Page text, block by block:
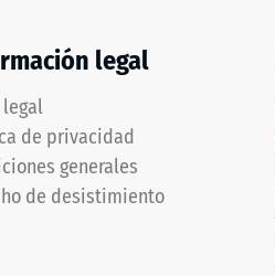
legal
legal
de privacidad
generales
de desistimiento